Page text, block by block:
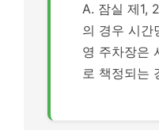
A. 잠실 제1,
의 경우 시간
영 주차장은
로 책정되는